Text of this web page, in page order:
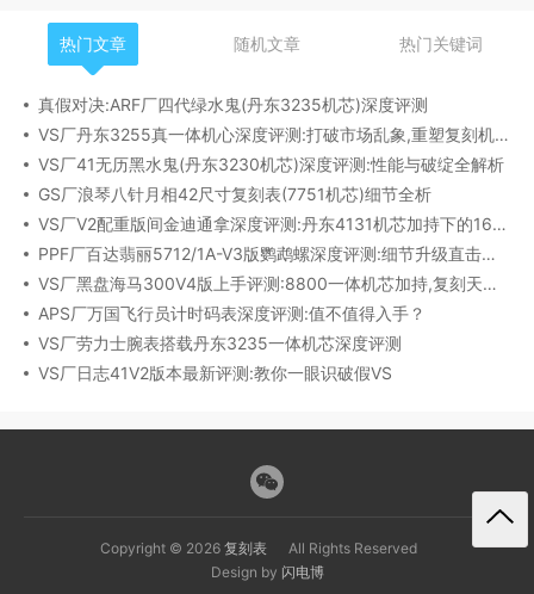
热门文章 随机文章 热门关键词
真假对决:ARF厂四代绿水鬼(丹东3235机芯)深度评测
VS厂丹东3255真一体机心深度评测:打破市场乱象,重塑复刻机芯新标杆​
VS厂41无历黑水鬼(丹东3230机芯)深度评测:性能与破绽全解析
GS厂浪琴八针月相42尺寸复刻表(7751机芯)细节全析
VS厂V2配重版间金迪通拿深度评测:丹东4131机芯加持下的165克精密之作​
PPF厂百达翡丽5712/1A-V3版鹦鹉螺深度评测:细节升级直击正品
VS厂黑盘海马300V4版上手评测:8800一体机芯加持,复刻天花板实至名归?
APS厂万国飞行员计时码表深度评测:值不值得入手？
VS厂劳力士腕表搭载丹东3235一体机芯深度评测
VS厂日志41V2版本最新评测:教你一眼识破假VS
Copyright © 2026 复刻表
All Rights Reserved
Design by 闪电博